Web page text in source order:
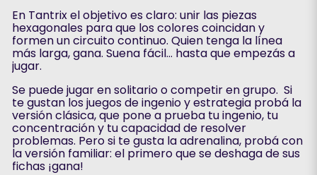
En Tantrix el objetivo es claro: unir las piezas
hexagonales para que los colores coincidan y
formen un circuito continuo. Quien tenga la línea
más larga, gana. Suena fácil… hasta que empezás a
jugar.
Se puede jugar en solitario o competir en grupo. Si
te gustan los juegos de ingenio y estrategia probá la
versión clásica, que pone a prueba tu ingenio, tu
concentración y tu capacidad de resolver
problemas. Pero si te gusta la adrenalina, probá con
la versión familiar: el primero que se deshaga de sus
fichas ¡gana!